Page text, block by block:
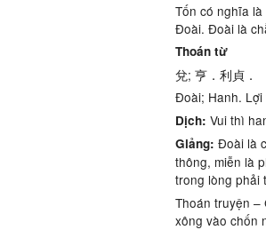
Tốn có nghĩa
Đoài. Đoài là
Thoán từ
兌; 亨．利貞．
Đoài; Hanh. Lợi
Dịch: Vui thì
Giảng: Đoài là
thông, miễn là
trong lòng phải
Thoán truyện –
xông vào chốn